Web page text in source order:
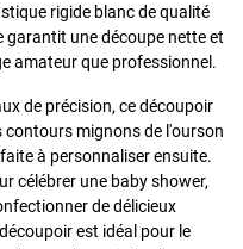
rigide blanc de qualité
garantit une découpe nette et
amateur que professionnel.
de précision, ce découpoir
contours mignons de l'ourson
à personnaliser ensuite.
célébrer une baby shower,
de délicieux
est idéal pour le